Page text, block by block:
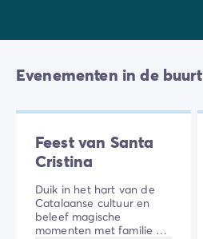
Evenementen in de buurt
Feest van Santa
Cristina
Duik in het hart van de
Catalaanse cultuur en
beleef magische
momenten met familie of